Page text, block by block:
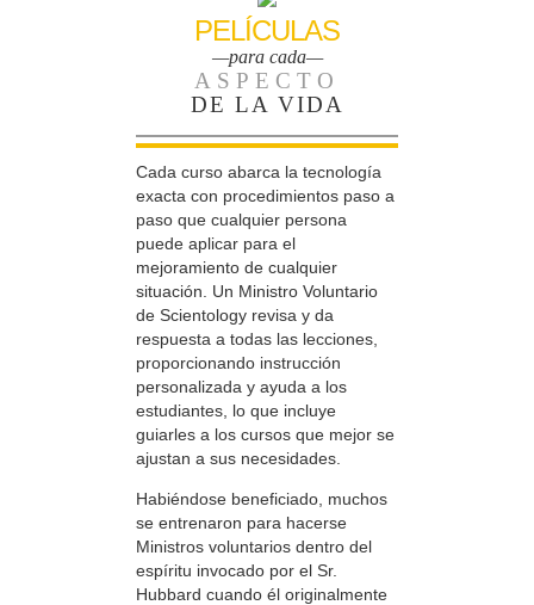
PELÍCULAS
—para cada—
ASPECTO
DE LA VIDA
Cada curso abarca la tecnología
exacta con procedimientos paso a
paso que cualquier persona
puede aplicar para el
mejoramiento de cualquier
situación. Un Ministro Voluntario
de Scientology revisa y da
respuesta a todas las lecciones,
proporcionando instrucción
personalizada y ayuda a los
estudiantes, lo que incluye
guiarles a los cursos que mejor se
ajustan a sus necesidades.
Habiéndose beneficiado, muchos
se entrenaron para hacerse
Ministros voluntarios dentro del
espíritu invocado por el Sr.
Hubbard cuando él originalmente